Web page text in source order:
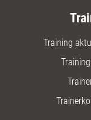
Training